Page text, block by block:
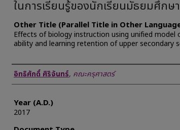
ในการเรียนรู้ของนักเรียนมัธยมศึกษ
Other Title (Parallel Title in Other
Effects of biology instruction using unified model
ability and learning retention of upper secondary
Author
อิทธิศักดิ์ ศิริจันทร์, คณะครุศาสตร์
Year (A.D.)
2017